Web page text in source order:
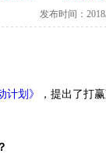
发布时间：
计划》
，提出了打